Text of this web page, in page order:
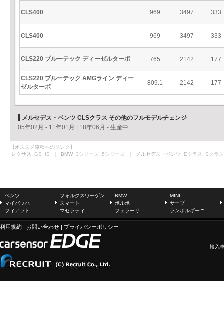
CLS400 969 3497 333
CLS400 969 3497 333
CLS220 ブルーテック ディーゼルターボ 765 2142 177
CLS220 ブルーテック AMGライン ディー
ゼルターボ
809.1 2142 177
メルセデス・ベンツ CLSクラス その他のフルモデルチェンジ
05年02月 - 11年01月
18年06月 - 生産中
【オススメ車種へのリンク】
レクサス GS IS ｜ BMW 3シリーズ 5シリーズ ｜ メルセデス・ベンツ Eクラス Sクラス
ベンツ フォルクスワーゲン BMW
MINI
マイバッハ
スマート ボルボ
サーブ
フィアット
マセラティ フェラーリ ランボルギーニ
利用規約 | お問い合わせ | プライバシーポリシー
輸入